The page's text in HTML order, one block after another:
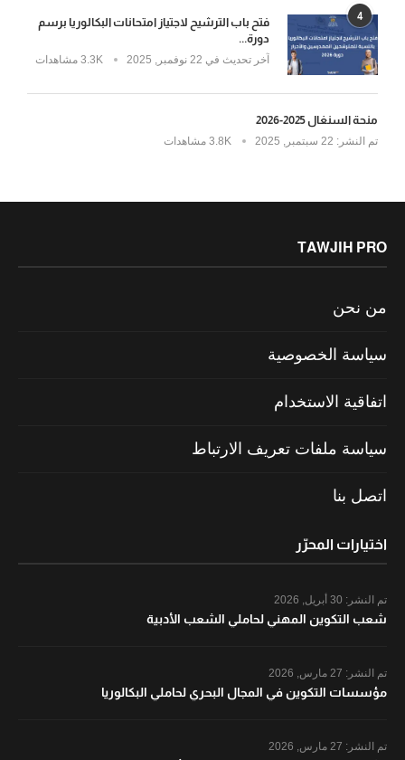
4
فتح باب الترشيح لاجتياز امتحانات البكالوريا برسم
دورة...
آخر تحديث في 3.3K مشاهدات
منحة السنغال 2025-2026
تم النشر: 3.8K مشاهدات
TAWJIH PRO
من نحن
سياسة الخصوصية
اتفاقية الاستخدام
سياسة ملفات تعريف الارتباط
اتصل بنا
اختيارات المحرّر
تم النشر:
شعب التكوين المهني لحاملي الشعب الأدبية
تم النشر:
مؤسسات التكوين في المجال البحري لحاملي البكالوريا
تم النشر: